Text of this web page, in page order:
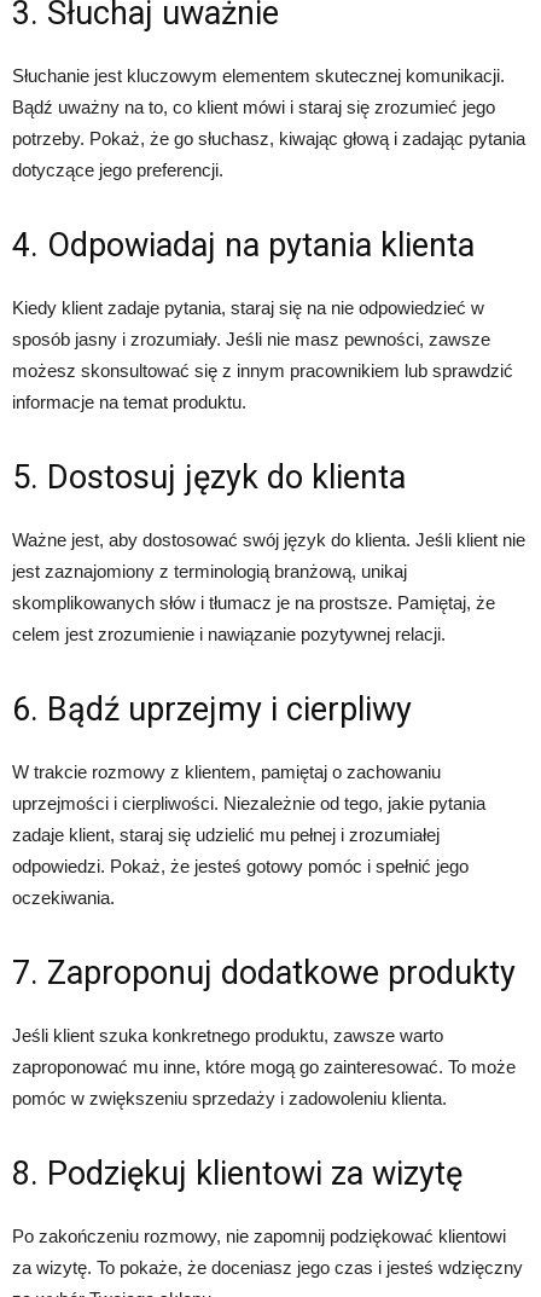
3. Słuchaj uważnie
Słuchanie jest kluczowym elementem skutecznej komunikacji.
Bądź uważny na to, co klient mówi i staraj się zrozumieć jego
potrzeby. Pokaż, że go słuchasz, kiwając głową i zadając pytania
dotyczące jego preferencji.
4. Odpowiadaj na pytania klienta
Kiedy klient zadaje pytania, staraj się na nie odpowiedzieć w
sposób jasny i zrozumiały. Jeśli nie masz pewności, zawsze
możesz skonsultować się z innym pracownikiem lub sprawdzić
informacje na temat produktu.
5. Dostosuj język do klienta
Ważne jest, aby dostosować swój język do klienta. Jeśli klient nie
jest zaznajomiony z terminologią branżową, unikaj
skomplikowanych słów i tłumacz je na prostsze. Pamiętaj, że
celem jest zrozumienie i nawiązanie pozytywnej relacji.
6. Bądź uprzejmy i cierpliwy
W trakcie rozmowy z klientem, pamiętaj o zachowaniu
uprzejmości i cierpliwości. Niezależnie od tego, jakie pytania
zadaje klient, staraj się udzielić mu pełnej i zrozumiałej
odpowiedzi. Pokaż, że jesteś gotowy pomóc i spełnić jego
oczekiwania.
7. Zaproponuj dodatkowe produkty
Jeśli klient szuka konkretnego produktu, zawsze warto
zaproponować mu inne, które mogą go zainteresować. To może
pomóc w zwiększeniu sprzedaży i zadowoleniu klienta.
8. Podziękuj klientowi za wizytę
Po zakończeniu rozmowy, nie zapomnij podziękować klientowi
za wizytę. To pokaże, że doceniasz jego czas i jesteś wdzięczny